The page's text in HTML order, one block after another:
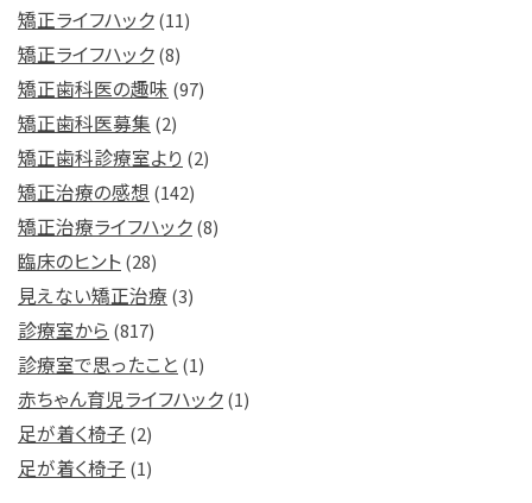
矯正ライフハック(11)
矯正ライフハック(8)
矯正歯科医の趣味 (97)
矯正歯科医募集 (2)
矯正歯科診療室より (2)
矯正治療の感想 (142)
矯正治療ライフハック(8)
臨床のヒント(28)
見えない矯正治療 (3)
診療室から (817)
診療室で思ったこと (1)
赤ちゃん育児ライフハック(1)
足が着く椅子 (2)
足が着く椅子 (1)